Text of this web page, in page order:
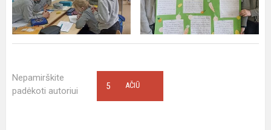
Nepamirškite
padėkoti autoriui
AČIŪ
5